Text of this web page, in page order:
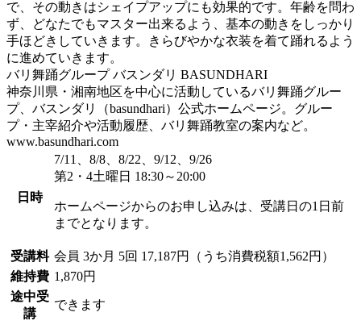
で、その動きはシェイプアップにも効果的です。年齢を問わ
ず、どなたでもマスター出来るよう、基本の動きをしっかり
手ほどきしていきます。きらびやかな衣装を着て踊れるよう
に進めていきます。
バリ舞踊グループ バスンダリ BASUNDHARI
神奈川県・湘南地区を中心に活動しているバリ舞踊グルー
プ、バスンダリ（basundhari）公式ホームページ。グルー
プ・主宰紹介や活動履歴、バリ舞踊教室の案内など。
www.basundhari.com
日時
7/11、8/8、8/22、9/12、9/26
第2・4土曜日 18:30～20:00
ホームページからのお申し込みは、受講日の1日前
までとなります。
受講料 会員 3か月 5回 17,187円（うち消費税額1,562円）
維持費 1,870円
途中受
講
できます